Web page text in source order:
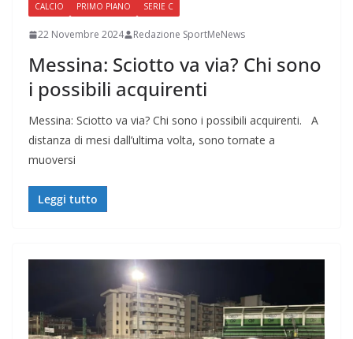
CALCIO PRIMO PIANO SERIE C
22 Novembre 2024 Redazione SportMeNews
Messina: Sciotto va via? Chi sono
i possibili acquirenti
Messina: Sciotto va via? Chi sono i possibili acquirenti. A
distanza di mesi dall’ultima volta, sono tornate a
muoversi
Leggi tutto